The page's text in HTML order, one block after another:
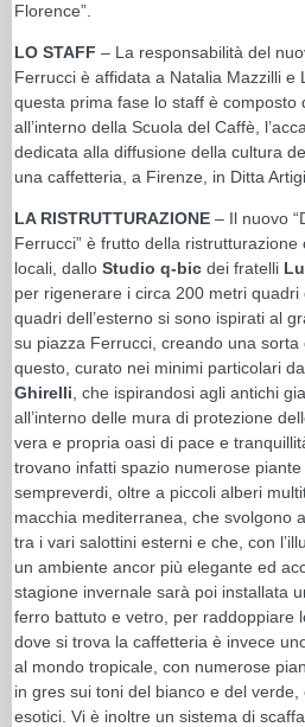
Florence”.
LO STAFF – La responsabilità del
Ferrucci è affidata a Natalia Mazzilli e
questa prima fase lo staff è composto
all’interno della Scuola del Caffè,
dedicata alla diffusione della cultura
una caffetteria, a Firenze, in Ditta
LA RISTRUTTURAZIONE – Il nuovo
Ferrucci” è frutto della
locali, dallo Studio q-bic dei fratelli
per rigenerare i circa 200 metri quadri
quadri dell’esterno si sono ispirati al
su piazza Ferrucci, creando una sorta
questo, curato nei minimi particolari
Ghirelli , che ispirandosi agli antichi
all’interno delle mura di protezione
vera e propria oasi di pace e
trovano infatti spazio numerose
sempreverdi, oltre a piccoli alberi
macchia mediterranea, che svolgono
tra i vari salottini esterni e che, con
un ambiente ancor più elegante ed
stagione invernale sarà poi installata
ferro battuto e vetro, per raddoppiare
dove si trova la caffetteria è invece
al mondo tropicale, con numerose
in gres sui toni del bianco e del
esotici. Vi è inoltre un sistema di